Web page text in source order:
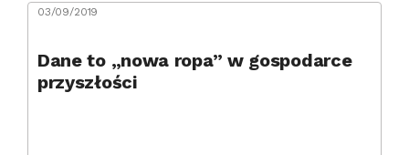
03/09/2019
Dane to „nowa ropa” w gospodarce
przyszłości